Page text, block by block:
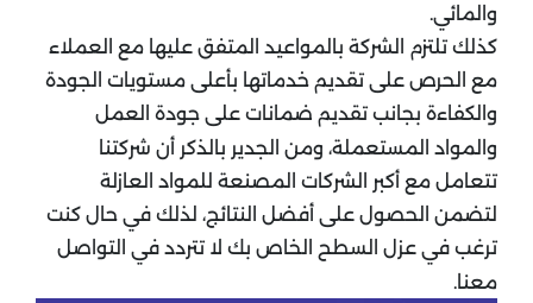
والمائي.
كذلك تلتزم الشركة بالمواعيد المتفق عليها مع العملاء
مع الحرص على تقديم خدماتها بأعلى مستويات الجودة
والكفاءة بجانب تقديم ضمانات على جودة العمل
والمواد المستعملة، ومن الجدير بالذكر أن شركتنا
تتعامل مع أكبر الشركات المصنعة للمواد العازلة
لتضمن الحصول على أفضل النتائج، لذلك في حال كنت
ترغب في عزل السطح الخاص بك لا تتردد في التواصل
معنا.